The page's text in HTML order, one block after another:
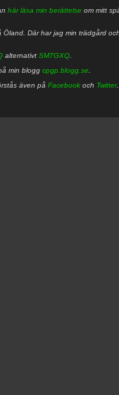
här läsa min berättelse om mitt
Öland. Där har jag min trädgård
alternativt SM7GXQ
min blogg cpgp.blogg.se
även på Facebook och Twitter.